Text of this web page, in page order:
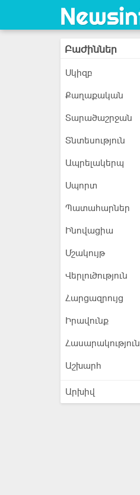
Բաժիններ
Սկիզբ
Քաղաքական
Տարածաշրջան
Տնտեսություն
Ապրելակերպ
Սպորտ
Պատահարներ
Ինովացիա
Մշակույթ
Վերլուծություն
Հարցազրույց
Իրավունք
Հասարակություն
Աշխարհ
Արխիվ